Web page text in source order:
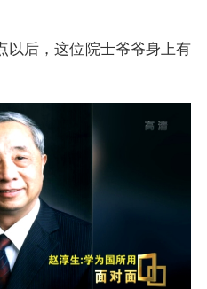
以后，这位院士爷爷身上有